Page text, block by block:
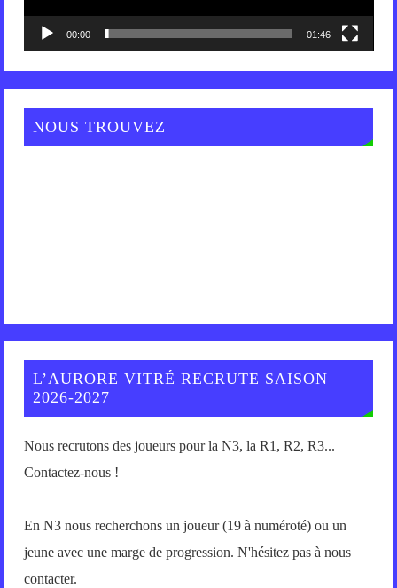
00:00 01:46
NOUS TROUVEZ
L’AURORE VITRÉ RECRUTE SAISON
2026-2027
Nous recrutons des joueurs pour la N3, la R1, R2, R3...
Contactez-nous !
En N3 nous recherchons un joueur (19 à numéroté) ou un
jeune avec une marge de progression. N'hésitez pas à nous
contacter.